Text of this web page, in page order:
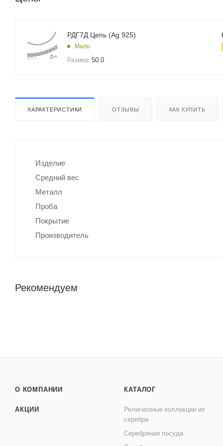
РДГ7Д Цепь (Ag 925)
Мало
Размер: 50.0
ХАРАКТЕРИСТИКИ ОТЗЫВЫ КАК КУПИТЬ
Изделие
Средний вес
Металл
Проба
Покрытие
Производитель
Рекомендуем
О КОМПАНИИ
АКЦИИ
КАТАЛОГ
Религиозные коллекции из
серебра
Серебряная посуда